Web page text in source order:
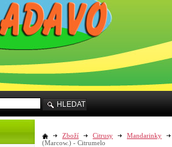
Zboží Citrusy
Mandarinky
(Marcow.) - Citrumelo
HLEDAT